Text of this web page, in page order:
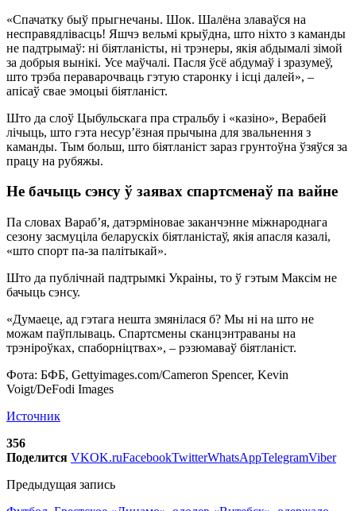
«Спачатку быў прыгнечаны. Шок. Шалёна злаваўся на
несправядлівасць! Яшчэ вельмі крыўдна, што ніхто з каманды
не падтрымаў: ні біятланісты, ні трэнеры, якія абдымалі зімой
за добрыя вынікі. Усе маўчалі. Пасля ўсё абдумаў і зразумеў,
што трэба пераварочваць гэтую старонку і ісці далей», –
апісаў свае эмоцыі біятланіст.
Што да слоў Цыбульскага пра стральбу і «казіно», Верабей
лічыць, што гэта несур’ёзная прычына для звальнення з
каманды. Тым больш, што біятланіст зараз грунтоўна ўзяўся за
працу на рубяжы.
Не бачыць сэнсу ў заявах спартсменаў па вайне
Па словах Вараб’я, датэрміновае заканчэнне міжнароднага
сезону засмуціла беларускіх біятланістаў, якія апасля казалі,
«што спорт па-за палітыкай».
Што да публічнай падтрымкі Украіны, то ў гэтым Максім не
бачыць сэнсу.
«Думаеце, ад гэтага нешта змянілася б? Мы ні на што не
можам паўплываць. Спартсмены сканцэнтраваны на
трэніроўках, спаборніцтвах», – рэзюмаваў біятланіст.
Фота: БФБ, Gettyimages.com/Cameron Spencer, Kevin
Voigt/DeFodi Images
Источник
356
Поделится VKOK.ruFacebookTwitterWhatsAppTelegramViber
Предыдущая запись